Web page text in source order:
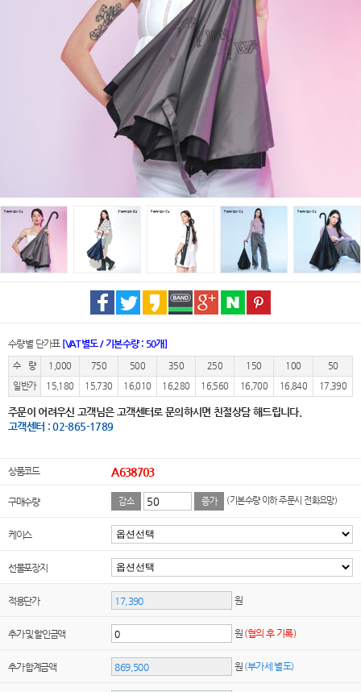
수량별 단가표 [VAT별도 / 기본수량 : 50개]
수 량 1,000 750 500 350 250 150 100
50
일반가
15,180 15,730 16,010 16,280 16,560 16,700 16,840 17,390
주문이 어려우신 고객님은 고객센터로 문의하시면 친절상담 해드립니다.
고객센터 : 02-865-1789
상품코드 A638703
구매수량 감소 증가 (기본수량 이하 주문시 전화요망)
케이스
선물포장지
적용단가 원
추가 및 할인금액 원 (협의 후 기록)
추가 합계금액 원 (부가세 별도)